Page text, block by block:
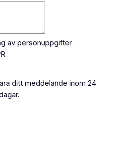
av personuppgifter
ditt meddelande inom 24